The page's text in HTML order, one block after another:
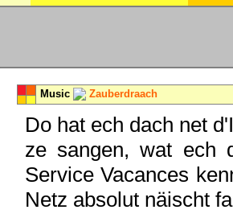
Music Zauberdraach
Do hat ech dach net
ze sangen, wat ech
Service Vacances
Netz absolut näischt